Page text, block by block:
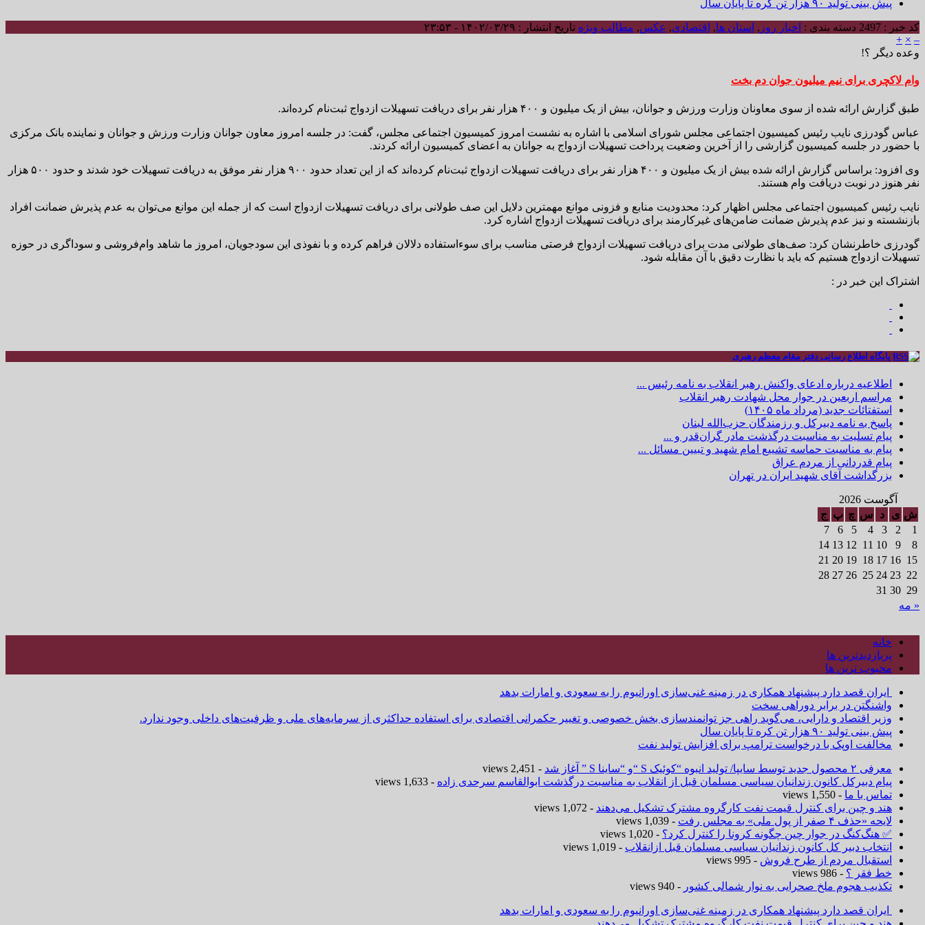
پیش بینی تولید ۹۰ هزار تن کره تا پایان سال
کد خبر : 2497 دسته بندی : اخبار روز , استان ها, اقتصادی, عکس, مطالب ویژه تاریخ انتشار : ۱۴۰۲/۰۳/۲۹ - ۲۳:۵۳
–
×
+
وعده دیگر ؟!
وام لاکچری برای نیم میلیون جوان دم بخت
طبق گزارش ارائه شده از سوی معاونان وزارت ورزش و جوانان، بیش از یک میلیون و ۴۰۰ هزار نفر برای دریافت تسهیلات ازدواج ثبت‌نام کرده‌اند.
عباس گودرزی نایب رئیس کمیسیون اجتماعی مجلس شورای اسلامی با اشاره به نشست امروز کمیسیون اجتماعی مجلس، گفت: در جلسه امروز معاون جوانان وزارت ورزش و جوانان و نماینده بانک مرکزی
با حضور در جلسه کمیسیون گزارشی را از آخرین وضعیت پرداخت تسهیلات ازدواج به جوانان به اعضای کمیسیون ارائه کردند.
وی افزود: براساس گزارش ارائه‌ شده بیش از یک میلیون و ۴۰۰ هزار نفر برای دریافت تسهیلات ازدواج ثبت‌نام کرده‌اند که از این تعداد حدود ۹۰۰ هزار نفر موفق به دریافت تسهیلات خود شدند و حدود ۵۰۰ هزار
نفر هنوز در نوبت دریافت وام هستند.
نایب رئیس کمیسیون اجتماعی مجلس اظهار کرد: محدودیت منابع و فزونی موانع مهمترین دلایل این صف طولانی برای دریافت تسهیلات ازدواج است که از جمله این موانع می‌توان به عدم پذیرش ضمانت افراد
بازنشسته و نیز عدم پذیرش ضمانت ضامن‌های غیرکارمند برای دریافت تسهیلات ازدواج اشاره کرد.
گودرزی خاطرنشان کرد: صف‌های طولانی مدت برای دریافت تسهیلات ازدواج فرصتی مناسب برای سوءاستفاده دلالان فراهم کرده و با نفوذی این سودجویان، امروز ما شاهد وام‌فروشی و سوداگری در حوزه
تسهیلات ازدواج هستیم که باید با نظارت دقیق با آن مقابله شود.
اشتراک این خبر در :
پایگاه اطلاع رسانی دفتر مقام معظم رهبری
اطلاعیه درباره ادعای واکنش رهبر انقلاب به نامه رئیس ...
مراسم اربعین در جوار محل شهادت رهبر انقلاب
استفتائات جدید (مرداد ماه ۱۴۰۵)
پاسخ به نامه دبیرکل و رزمندگان حزب‌الله لبنان
پیام تسلیت به مناسبت درگذشت مادر گران‌قدر و ...
پیام به مناسبت حماسه تشییع امام شهید و تبیین مسائل ...
پیام قدردانی از مردم عراق
بزرگداشت آقای شهید ایران در تهران
آگوست 2026
ش ی د س چ پ ج
1
2
3
4
5
6
7
8
9
10
11
12
13
14
15
16
17
18
19
20
21
22
23
24
25
26
27
28
29
30
31
« مه
خانه
پربازدیدترین ها
محبوب ترین ها
ایران قصد دارد پیشنهاد همکاری در زمینه غنی‌سازی اورانیوم را به سعودی و امارات بدهد
واشنگتن در برابر دوراهی سخت
وزیر اقتصاد و دارایی، می‌گوید راهی جز توانمندسازی بخش خصوصی و تغییر حکمرانی اقتصادی برای استفاده حداکثری از سرمایه‌های ملی و ظرفیت‌های داخلی وجود ندارد.
پیش بینی تولید ۹۰ هزار تن کره تا پایان سال
مخالفت اوپک با درخواست ترامپ برای افزایش تولید نفت
معرفی ۲ محصول جدید توسط سایپا/ تولید انبوه “کوئیک S “و “ساینا S ” آغاز شد
- 2,451 views
پیام دبیرکل کانون زندانیان سیاسی مسلمان قبل از انقلاب به مناسبت درگذشت ابوالقاسم سرحدی زاده - 1,633 views
تماس با ما - 1,550 views
هند و چین برای کنترل قیمت نفت کارگروه مشترک تشکیل می‌دهند - 1,072 views
لایحه «حذف ۴ صفر از پول ملی» به مجلس رفت
- 1,039 views
✅ هنگ‌کنگ در جوار چین چگونه کرونا را کنترل کرد؟ - 1,020 views
انتخاب دبیر کل کانون زندانیان سیاسی مسلمان قبل ازانقلاب - 1,019 views
استقبال مردم از طرح فروش - 995 views
خط فقر ؟ - 986 views
تکذیب هجوم ملخ صحرایی به نوار شمالی کشور - 940 views
ایران قصد دارد پیشنهاد همکاری در زمینه غنی‌سازی اورانیوم را به سعودی و امارات بدهد